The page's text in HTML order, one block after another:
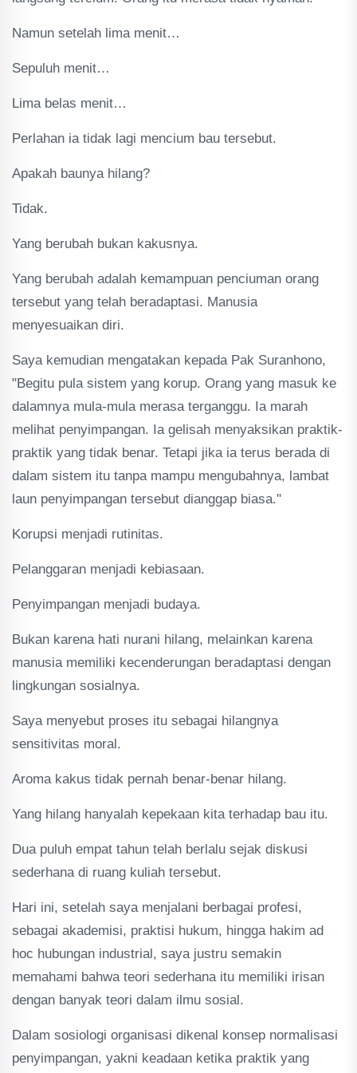
Namun setelah lima menit…
Sepuluh menit…
Lima belas menit…
Perlahan ia tidak lagi mencium bau tersebut.
Apakah baunya hilang?
Tidak.
Yang berubah bukan kakusnya.
Yang berubah adalah kemampuan penciuman orang
tersebut yang telah beradaptasi. Manusia
menyesuaikan diri.
Saya kemudian mengatakan kepada Pak Suranhono,
"Begitu pula sistem yang korup. Orang yang masuk ke
dalamnya mula-mula merasa terganggu. Ia marah
melihat penyimpangan. Ia gelisah menyaksikan praktik-
praktik yang tidak benar. Tetapi jika ia terus berada di
dalam sistem itu tanpa mampu mengubahnya, lambat
laun penyimpangan tersebut dianggap biasa."
Korupsi menjadi rutinitas.
Pelanggaran menjadi kebiasaan.
Penyimpangan menjadi budaya.
Bukan karena hati nurani hilang, melainkan karena
manusia memiliki kecenderungan beradaptasi dengan
lingkungan sosialnya.
Saya menyebut proses itu sebagai hilangnya
sensitivitas moral.
Aroma kakus tidak pernah benar-benar hilang.
Yang hilang hanyalah kepekaan kita terhadap bau itu.
Dua puluh empat tahun telah berlalu sejak diskusi
sederhana di ruang kuliah tersebut.
Hari ini, setelah saya menjalani berbagai profesi,
sebagai akademisi, praktisi hukum, hingga hakim ad
hoc hubungan industrial, saya justru semakin
memahami bahwa teori sederhana itu memiliki irisan
dengan banyak teori dalam ilmu sosial.
Dalam sosiologi organisasi dikenal konsep normalisasi
penyimpangan, yakni keadaan ketika praktik yang